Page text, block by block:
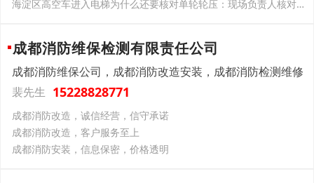
海淀区高空车进入电梯为什么还要核对单轮轮压：现场负责人核对要点
成都消防维保检测有限责任公司
成都消防维保公司，成都消防改造安装，成都消防检测维修
裴先生 15228828771
成都消防改造，诚信经营，信守承诺
成都消防改造，客户服务至上
成都消防安装，信息保密，价格透明